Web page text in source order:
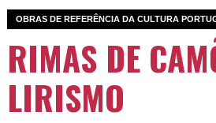
OBRAS DE REFERÊNCIA DA CULTURA
RIMAS DE
LIRISMO